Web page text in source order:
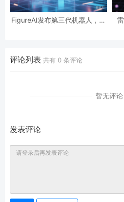
FigureAI发布第三代机器人，演
评论列表 共有 0 条评论
暂无评论
发表评论